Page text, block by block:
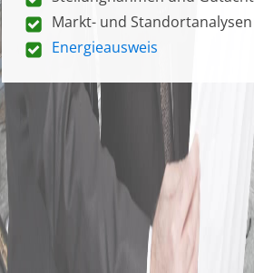
Markt- und Standortanalysen
Energieausweis